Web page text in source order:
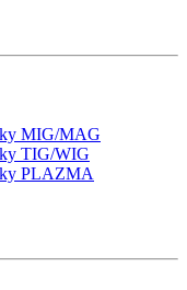
MIG/MAG
TIG/WIG
PLAZMA